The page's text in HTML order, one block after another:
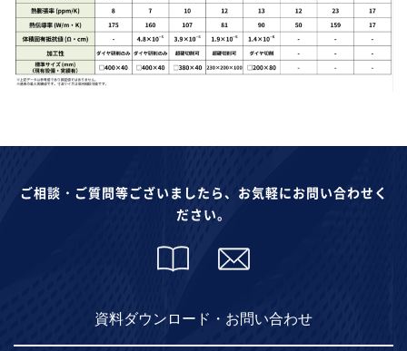
ご相談・ご質問等ございましたら、お気軽にお問い合わせく
ださい。
資料ダウンロード・お問い合わせ